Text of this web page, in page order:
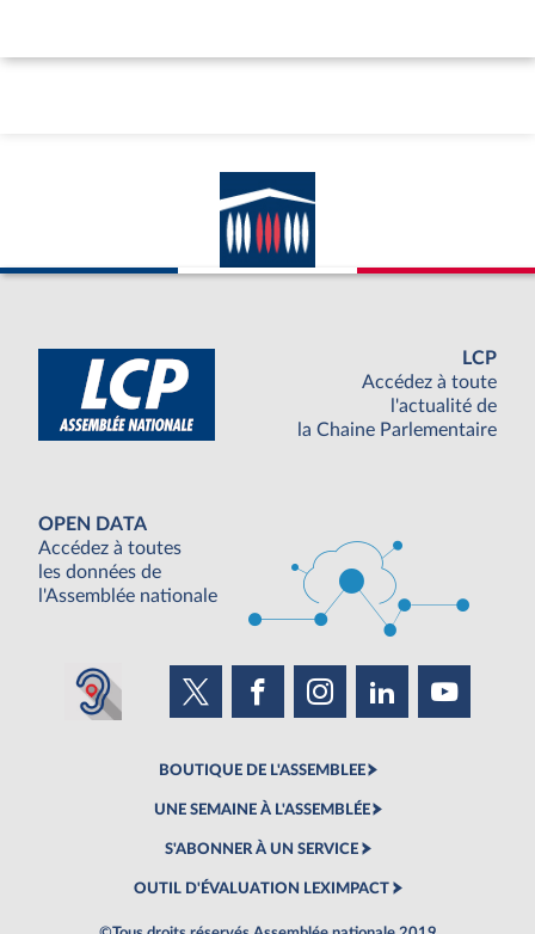
LCP
Accédez à toute
l'actualité de
la Chaine Parlementaire
OPEN DATA
Accédez à toutes
les données de
l'Assemblée nationale
BOUTIQUE DE L'ASSEMBLEE
UNE SEMAINE À L'ASSEMBLÉE
S'ABONNER À UN SERVICE
OUTIL D'ÉVALUATION LEXIMPACT